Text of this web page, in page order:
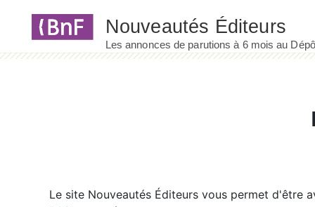
Le site Nouveautés Éditeurs vous permet d'être